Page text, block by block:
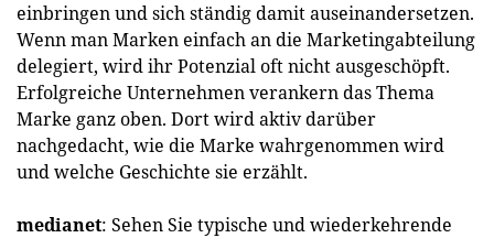
einbringen und sich ständig damit auseinandersetzen.
Wenn man Marken einfach an die Marketingabteilung
delegiert, wird ihr Potenzial oft nicht ausgeschöpft.
Erfolgreiche Unternehmen verankern das Thema
Marke ganz oben. Dort wird aktiv darüber
nachgedacht, wie die Marke wahrgenommen wird
und welche Geschichte sie erzählt.
medianet: Sehen Sie typische und wiederkehrende